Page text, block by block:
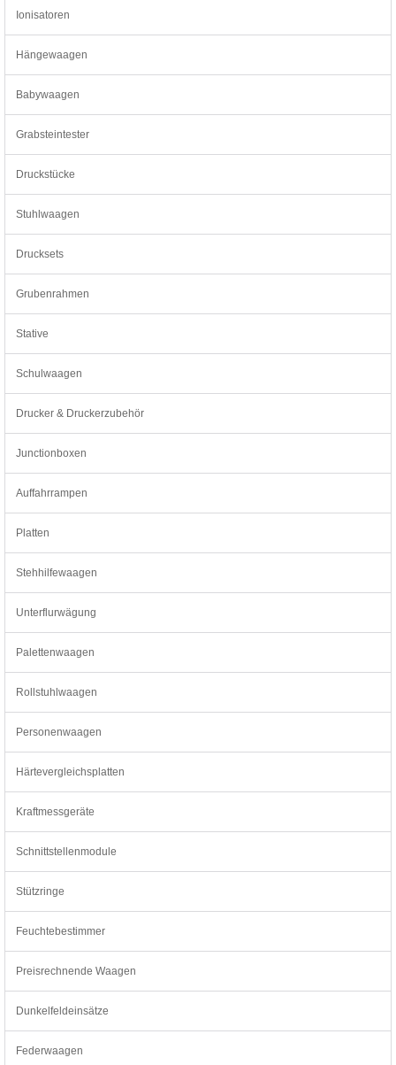
Ionisatoren
Hängewaagen
Babywaagen
Grabsteintester
Druckstücke
Stuhlwaagen
Drucksets
Grubenrahmen
Stative
Schulwaagen
Drucker & Druckerzubehör
Junctionboxen
Auffahrrampen
Platten
Stehhilfewaagen
Unterflurwägung
Palettenwaagen
Rollstuhlwaagen
Personenwaagen
Härtevergleichsplatten
Kraftmessgeräte
Schnittstellenmodule
Stützringe
Feuchtebestimmer
Preisrechnende Waagen
Dunkelfeldeinsätze
Federwaagen